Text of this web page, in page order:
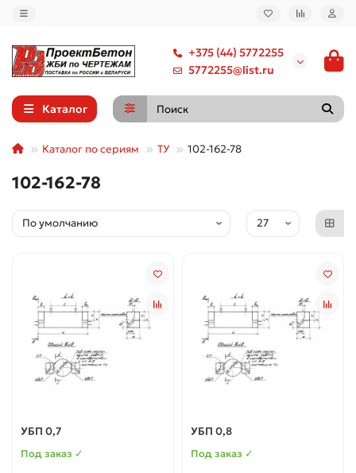
+375 (44) 5772255
5772255@list.ru
Каталог
Каталог по сериям ТУ 102-162-78
102-162-78
УБП 0,7
Под заказ ✓
УБП 0,8
Под заказ ✓